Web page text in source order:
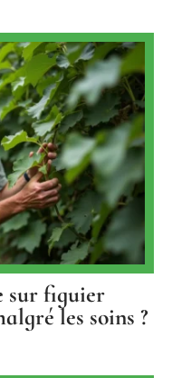
sur figuier
les soins ?